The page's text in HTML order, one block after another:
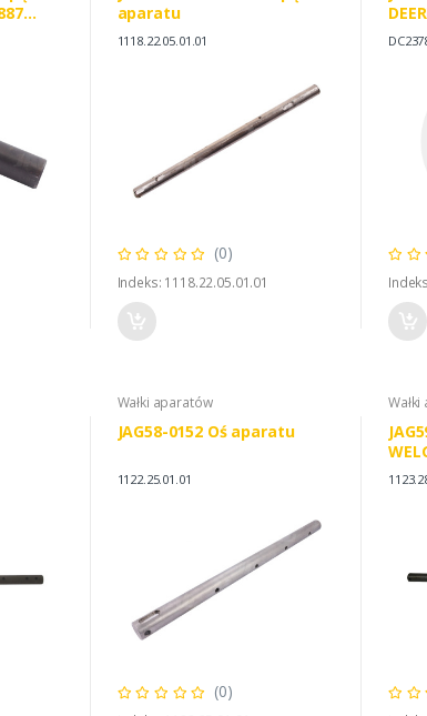
aparatu
1118.22.05.01.01
(0)
Indeks: 1118.22.05.01.01
Wałki aparatów
JAG58-0152 Oś aparatu
1122.25.01.01
(0)